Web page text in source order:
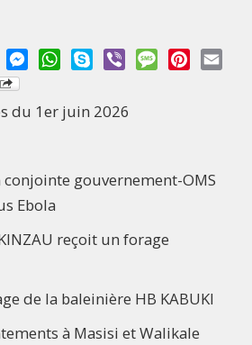
WordPressMessengerWhatsApp
Skype Viber MessagePinterest
du 1er juin 2026
gouvernement-OMS
Ebola
reçoit un forage
de la baleinière HB KABUKI
à Masisi et Walikale